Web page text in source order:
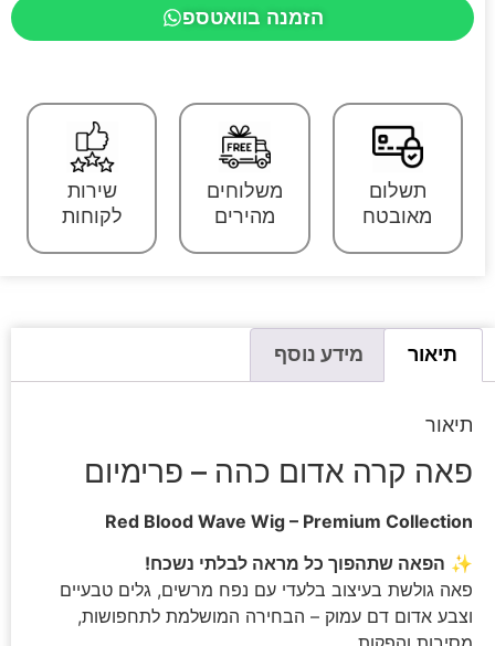
הזמנה בוואטספ
תשלום
מאובטח
משלוחים
מהירים
שירות
לקוחות
תיאור מידע נוסף
תיאור
פאה קרה אדום כהה – פרימיום
Red Blood Wave Wig – Premium Collection
✨ הפאה שתהפוך כל מראה לבלתי נשכח!
פאה גולשת בעיצוב בלעדי עם נפח מרשים, גלים טבעיים
וצבע אדום דם עמוק – הבחירה המושלמת לתחפושות,